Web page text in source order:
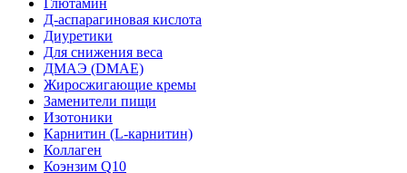
Глютамин
Д-аспарагиновая кислота
Диуретики
Для снижения веса
ДМАЭ (DMAE)
Жиросжигающие кремы
Заменители пищи
Изотоники
Карнитин (L-карнитин)
Коллаген
Коэнзим Q10